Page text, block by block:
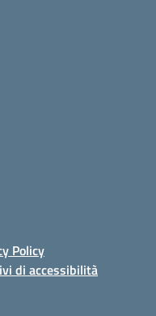
Policy
di accessibilità